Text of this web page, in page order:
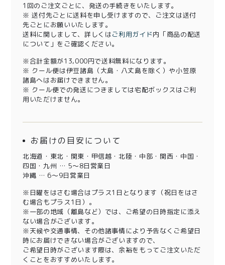
1回のご注文ごとに、発送の手続きをいたします。
※ 送付先ごとに送料を申し受けますので、ご注文は送付
先ごとにお願いいたします。
送料に関しまして、詳しくはご利用ガイド内「商品の配送
について」をご確認ください。
※合計金額が13,000円で送料無料になります。
※ クール便は伊豆諸島（大島・八丈島を除く）や小笠原
諸島へはお届けできません。
※ クール便での発送につきましては宅配ボックスはご利
用いただけません。
お届けの目安について
北海道・東北・関東・甲信越・北陸・中部・関西・中国・
四国・九州 … 5～8日営業日
沖縄 … 6～9日営業日
※日曜をはさむ場合はプラス1日となります（祝日をはさ
む場合もプラス1日）。
※一部の地域（離島など）では、ご希望の日時指定に添え
ない場合がございます。
※天候や交通事情、その他諸事情により予告なくご希望日
時にお届けできない場合がございますので、
ご希望日時がございます際は、余裕をもってご注文いただ
くことをおすすめいたします。